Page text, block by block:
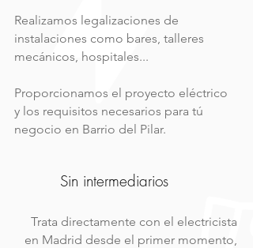
Realizamos legalizaciones de
instalaciones como bares, talleres
mecánicos, hospitales...
Proporcionamos el proyecto eléctrico
y los requisitos necesarios para tú
negocio en Barrio del Pilar.
Sin intermediarios
Trata directamente con el electricista
en Madrid desde el primer momento,